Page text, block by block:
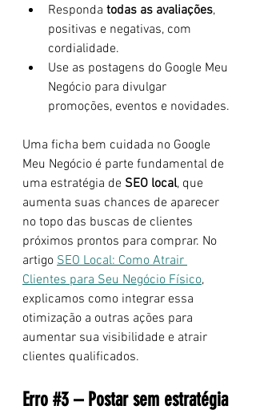
Responda todas as avaliações,
positivas e negativas, com
cordialidade.
Use as postagens do Google Meu
Negócio para divulgar
promoções, eventos e novidades.
Uma ficha bem cuidada no Google
Meu Negócio é parte fundamental de
uma estratégia de SEO local, que
aumenta suas chances de aparecer
no topo das buscas de clientes
próximos prontos para comprar. No
artigo SEO Local: Como Atrair
Clientes para Seu Negócio Físico,
explicamos como integrar essa
otimização a outras ações para
aumentar sua visibilidade e atrair
clientes qualificados.
Erro #3 – Postar sem estratégia